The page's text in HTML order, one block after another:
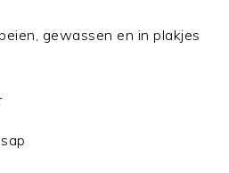
gewassen en in plakjes